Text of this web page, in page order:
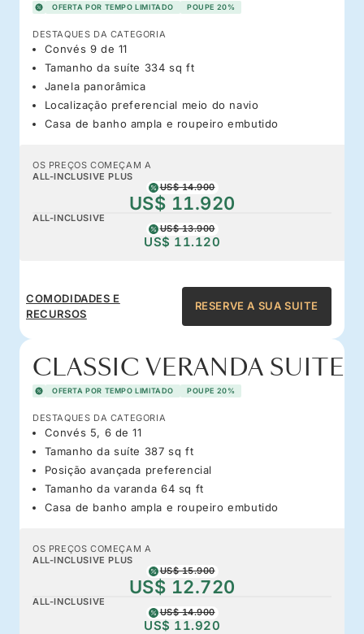
OFERTA POR TEMPO LIMITADO POUPE 20%
DESTAQUES DA CATEGORIA
Convés 9 de 11
Tamanho da suíte 334 sq ft
Janela panorâmica
Localização preferencial meio do navio
Casa de banho ampla e roupeiro embutido
OS PREÇOS COMEÇAM A
ALL-INCLUSIVE PLUS
US$ 14.900
US$ 11.920
ALL-INCLUSIVE
US$ 13.900
US$ 11.120
COMODIDADES E
RECURSOS
RESERVE A SUA SUITE
CLASSIC VERANDA SUITE
OFERTA POR TEMPO LIMITADO POUPE 20%
DESTAQUES DA CATEGORIA
Convés 5, 6 de 11
Tamanho da suíte 387 sq ft
Posição avançada preferencial
Tamanho da varanda 64 sq ft
Casa de banho ampla e roupeiro embutido
OS PREÇOS COMEÇAM A
ALL-INCLUSIVE PLUS
US$ 15.900
US$ 12.720
ALL-INCLUSIVE
US$ 14.900
US$ 11.920